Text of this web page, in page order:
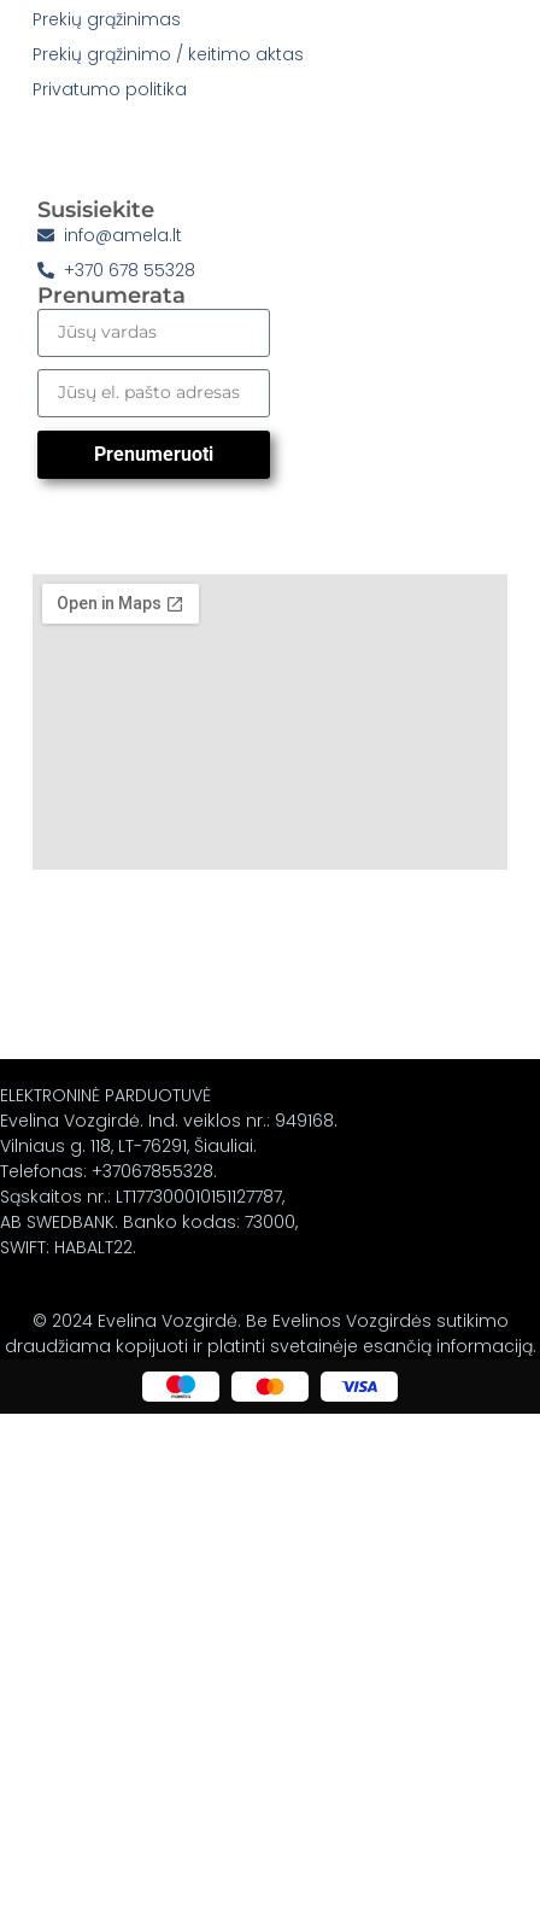
Prekių grąžinimas
Prekių grąžinimo / keitimo aktas
Privatumo politika
Susisiekite
info@amela.lt
+370 678 55328
Prenumerata
Prenumeruoti
ELEKTRONINĖ PARDUOTUVĖ
Evelina Vozgirdė. Ind. veiklos nr.: 949168.
Vilniaus g. 118, LT-76291, Šiauliai.
Telefonas: +37067855328.
Sąskaitos nr.: LT177300010151127787,
AB SWEDBANK. Banko kodas: 73000,
SWIFT: HABALT22.
© 2024 Evelina Vozgirdė. Be Evelinos Vozgirdės sutikimo
draudžiama kopijuoti ir platinti svetainėje esančią informaciją.